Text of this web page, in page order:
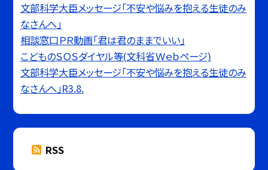
文部科学大臣メッセージ「不安や悩みを抱える生徒のみ
なさんへ」
相談窓口ＰＲ動画「君は君のままでいい」
こどものＳＯＳダイヤル等(文科省Ｗｅｂページ)
文部科学大臣メッセージ「不安や悩みを抱える生徒のみ
なさんへ」R3.8.
RSS